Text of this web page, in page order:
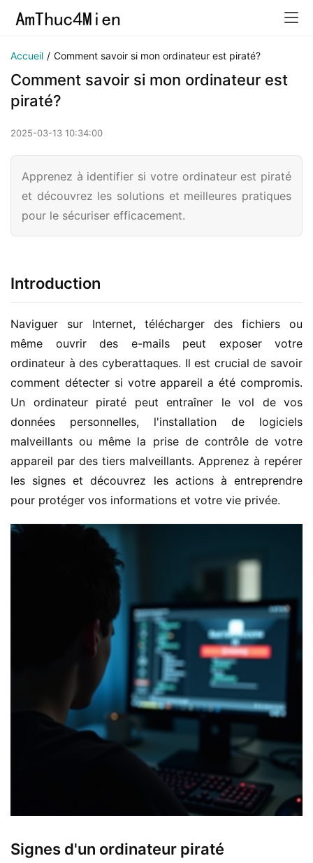
Accueil / Comment savoir si mon ordinateur est piraté?
Comment savoir si mon ordinateur est
piraté?
2025-03-13 10:34:00
Apprenez à identifier si votre ordinateur est piraté
et découvrez les solutions et meilleures pratiques
pour le sécuriser efficacement.
Introduction
Naviguer sur Internet, télécharger des fichiers ou
même ouvrir des e-mails peut exposer votre
ordinateur à des cyberattaques. Il est crucial de savoir
comment détecter si votre appareil a été compromis.
Un ordinateur piraté peut entraîner le vol de vos
données personnelles, l'installation de logiciels
malveillants ou même la prise de contrôle de votre
appareil par des tiers malveillants. Apprenez à repérer
les signes et découvrez les actions à entreprendre
pour protéger vos informations et votre vie privée.
Signes d'un ordinateur piraté